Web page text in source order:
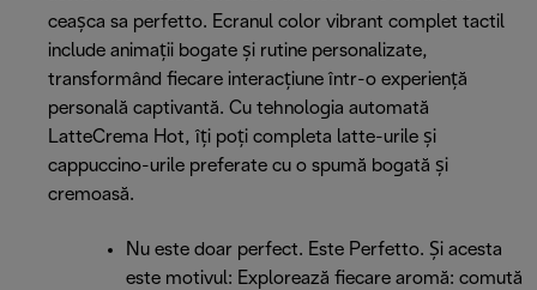
ceașca sa perfetto. Ecranul color vibrant complet tactil
include animații bogate și rutine personalizate,
transformând fiecare interacțiune într-o experiență
personală captivantă. Cu tehnologia automată
LatteCrema Hot, îți poți completa latte-urile și
cappuccino-urile preferate cu o spumă bogată și
cremoasă.
Nu este doar perfect. Este Perfetto. Și acesta
este motivul: Explorează fiecare aromă: comută